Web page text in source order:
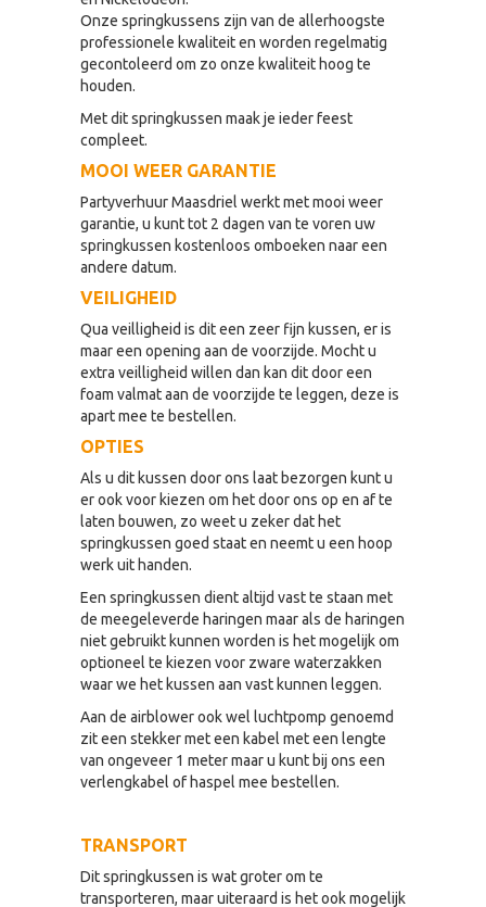
Onze springkussens zijn van de allerhoogste
professionele kwaliteit en worden regelmatig
gecontoleerd om zo onze kwaliteit hoog te
houden.
Met dit springkussen maak je ieder feest
compleet.
MOOI WEER GARANTIE
Partyverhuur Maasdriel werkt met mooi weer
garantie, u kunt tot 2 dagen van te voren uw
springkussen kostenloos omboeken naar een
andere datum.
VEILIGHEID
Qua veilligheid is dit een zeer fijn kussen, er is
maar een opening aan de voorzijde. Mocht u
extra veilligheid willen dan kan dit door een
foam valmat aan de voorzijde te leggen, deze is
apart mee te bestellen.
OPTIES
Als u dit kussen door ons laat bezorgen kunt u
er ook voor kiezen om het door ons op en af te
laten bouwen, zo weet u zeker dat het
springkussen goed staat en neemt u een hoop
werk uit handen.
Een springkussen dient altijd vast te staan met
de meegeleverde haringen maar als de haringen
niet gebruikt kunnen worden is het mogelijk om
optioneel te kiezen voor zware waterzakken
waar we het kussen aan vast kunnen leggen.
Aan de airblower ook wel luchtpomp genoemd
zit een stekker met een kabel met een lengte
van ongeveer 1 meter maar u kunt bij ons een
verlengkabel of haspel mee bestellen.
TRANSPORT
Dit springkussen is wat groter om te
transporteren, maar uiteraard is het ook mogelijk